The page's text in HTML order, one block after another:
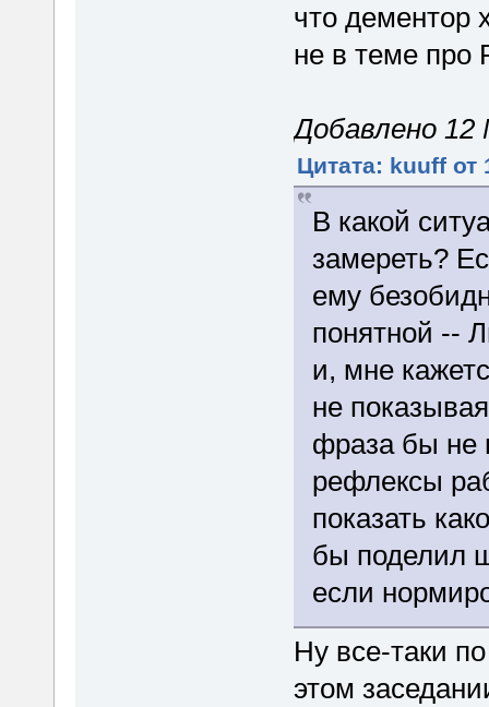
что дементор
не в теме про
Добавлено 12
Цитата: kuuff от
В какой
замереть?
ему
понятной --
и, мне
не
фраза бы не
рефлексы
показать
бы поделил
если
Ну все-таки
этом